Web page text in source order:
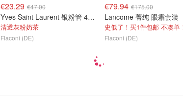
€23.29 €47.00
Yves Saint Laurent 银粉管 44B
清透灰粉奶茶
Flaconi (DE)
€79.94 €175.00
Lancome 菁纯 眼霜套装
史低了！买1件包邮 不凑单
Flaconi (DE)